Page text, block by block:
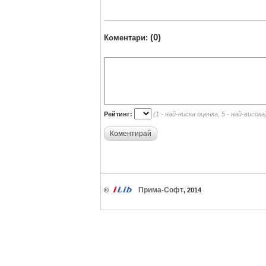
Коментари: (0)
Рейтинг: (1 - най-ниска оценка, 5 - най-
Коментирай
© Прима-Софт, 2014